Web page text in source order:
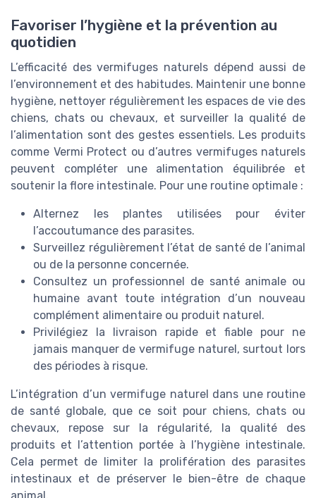
Favoriser l’hygiène et la prévention au
quotidien
L’efficacité des vermifuges naturels dépend aussi de
l’environnement et des habitudes. Maintenir une bonne
hygiène, nettoyer régulièrement les espaces de vie des
chiens, chats ou chevaux, et surveiller la qualité de
l’alimentation sont des gestes essentiels. Les produits
comme Vermi Protect ou d’autres vermifuges naturels
peuvent compléter une alimentation équilibrée et
soutenir la flore intestinale. Pour une routine optimale :
Alternez les plantes utilisées pour éviter
l’accoutumance des parasites.
Surveillez régulièrement l’état de santé de l’animal
ou de la personne concernée.
Consultez un professionnel de santé animale ou
humaine avant toute intégration d’un nouveau
complément alimentaire ou produit naturel.
Privilégiez la livraison rapide et fiable pour ne
jamais manquer de vermifuge naturel, surtout lors
des périodes à risque.
L’intégration d’un vermifuge naturel dans une routine
de santé globale, que ce soit pour chiens, chats ou
chevaux, repose sur la régularité, la qualité des
produits et l’attention portée à l’hygiène intestinale.
Cela permet de limiter la prolifération des parasites
intestinaux et de préserver le bien-être de chaque